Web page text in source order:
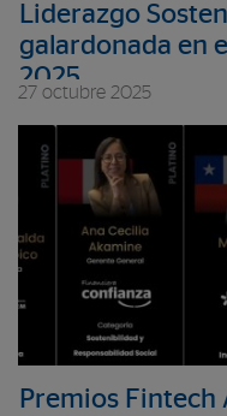
Liderazgo
galardonada en
2025
27 octubre 2025
Premios Fintech